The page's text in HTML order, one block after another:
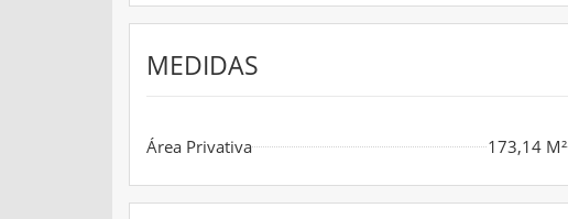
MEDIDAS
Área Privativa 173,14 M²